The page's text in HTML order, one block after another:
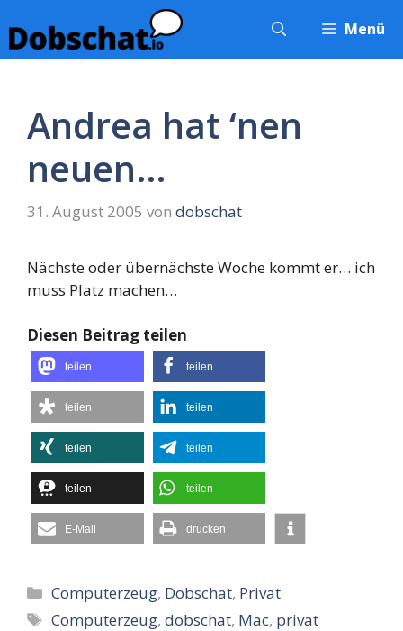
Inhalt
springen
Menü
Andrea hat ‘nen
neuen…
31. August 2005 von dobschat
Nächste oder übernächste Woche kommt er… ich
muss Platz machen…
Diesen Beitrag teilen
teilen teilen
teilen teilen
teilen teilen
teilen teilen
E-Mail drucken
Kategorien
Computerzeug, Dobschat, Privat
Schlagwörter
Computerzeug,dobschat, Mac, privat